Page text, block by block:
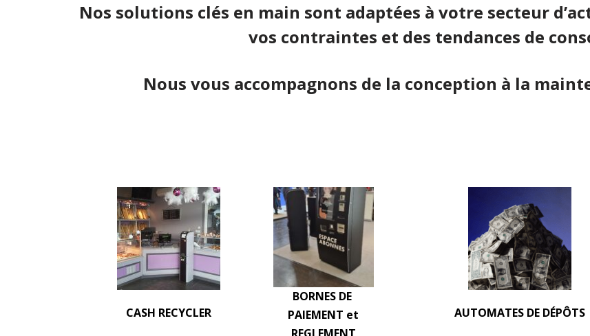
Nos solutions clés en main sont adaptées à votre secteur
vos contraintes et des tendances de
Nous vous accompagnons de la conception à la
CASH RECYCLER
BORNES DE
PAIEMENT et
AUTOMATES DE DÉPÔTS